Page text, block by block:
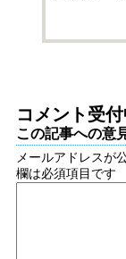
コメント受
この記事への意
メールアドレスが
欄は必須項目です